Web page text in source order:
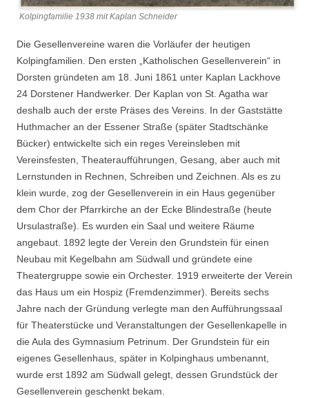
Kolpingfamilie 1938 mit Kaplan Schneider
Die Gesellenvereine waren die Vorläufer der heutigen
Kolpingfamilien. Den ersten „Katholischen Gesellenverein“ in
Dorsten gründeten am 18. Juni 1861 unter Kaplan Lackhove
24 Dorstener Handwerker. Der Kaplan von St. Agatha war
deshalb auch der erste Präses des Vereins. In der Gaststätte
Huthmacher an der Essener Straße (später Stadtschänke
Bücker) entwickelte sich ein reges Vereinsleben mit
Vereinsfesten, Theateraufführungen, Gesang, aber auch mit
Lernstunden in Rechnen, Schreiben und Zeichnen. Als es zu
klein wurde, zog der Gesellenverein in ein Haus gegenüber
dem Chor der Pfarrkirche an der Ecke Blindestraße (heute
Ursulastraße). Es wurden ein Saal und weitere Räume
angebaut. 1892 legte der Verein den Grundstein für einen
Neubau mit Kegelbahn am Südwall und gründete eine
Theatergruppe sowie ein Orchester. 1919 erweiterte der Verein
das Haus um ein Hospiz (Fremdenzimmer). Bereits sechs
Jahre nach der Gründung verlegte man den Aufführungssaal
für Theaterstücke und Veranstaltungen der Gesellenkapelle in
die Aula des Gymnasium Petrinum. Der Grundstein für ein
eigenes Gesellenhaus, später in Kolpinghaus umbenannt,
wurde erst 1892 am Südwall gelegt, dessen Grundstück der
Gesellenverein geschenkt bekam.